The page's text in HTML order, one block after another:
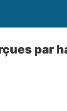
par